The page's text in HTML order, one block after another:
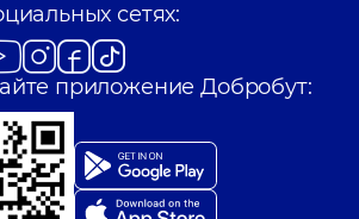
сетях:
приложение Добробут: